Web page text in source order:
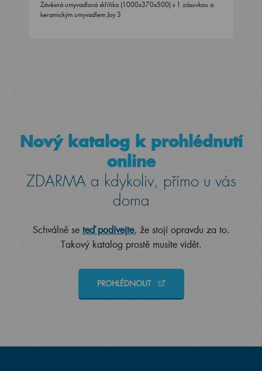
Závěsná umyvadlová skříňka (1000x370x500) s 1 zásuvkou a
keramickým umyvadlem Joy 3
Nový katalog k prohlédnutí
online
ZDARMA a kdykoliv, přímo u vás
doma
Schválně se teď podívejte, že stojí opravdu za to.
Takový katalog prostě musíte vidět.
PROHLÉDNOUT